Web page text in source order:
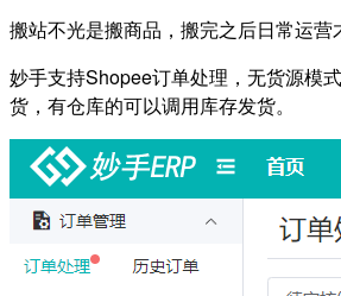
搬站不光是搬商品，搬完之后日常运营
妙手支持Shopee订单处理，无货源模
货，有仓库的可以调用库存发货。